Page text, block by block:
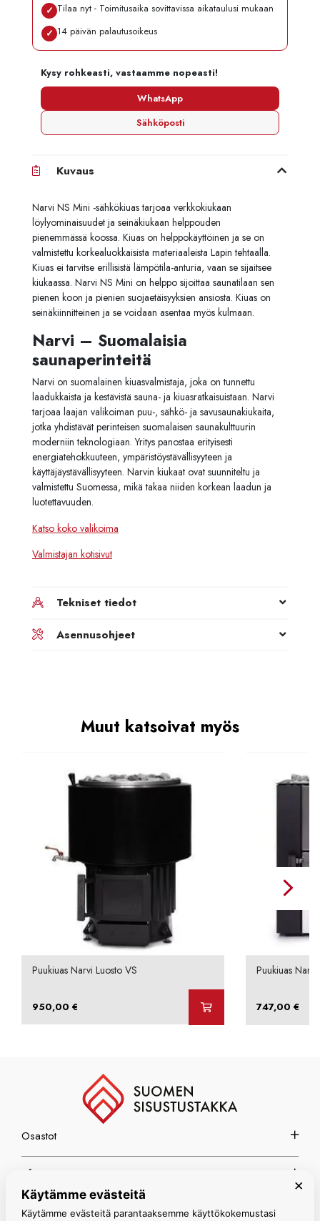
✓ Tilaa nyt - Toimitusaika sovittavissa aikataulusi mukaan
✓ 14 päivän palautusoikeus
Kysy rohkeasti, vastaamme nopeasti!
WhatsApp
Sähköposti
Kuvaus
Narvi NS Mini -sähkökiuas tarjoaa verkkokiukaan
löylyominaisuudet ja seinäkiukaan helppouden
pienemmässä koossa. Kiuas on helppokäyttöinen ja se on
valmistettu korkealuokkaisista materiaaleista Lapin tehtaalla.
Kiuas ei tarvitse erillisistä lämpötila-anturia, vaan se sijaitsee
kiukaassa. Narvi NS Mini on helppo sijoittaa saunatilaan sen
pienen koon ja pienien suojaetäisyyksien ansiosta. Kiuas on
seinäkiinnitteinen ja se voidaan asentaa myös kulmaan.
Narvi – Suomalaisia
saunaperinteitä
Narvi on suomalainen kiuasvalmistaja, joka on tunnettu
laadukkaista ja kestävistä sauna- ja kiuasratkaisuistaan. Narvi
tarjoaa laajan valikoiman puu-, sähkö- ja savusaunakiukaita,
jotka yhdistävät perinteisen suomalaisen saunakulttuurin
moderniin teknologiaan. Yritys panostaa erityisesti
energiatehokkuuteen, ympäristöystävällisyyteen ja
käyttäjäystävällisyyteen. Narvin kiukaat ovat suunniteltu ja
valmistettu Suomessa, mikä takaa niiden korkean laadun ja
luotettavuuden.
Katso koko valikoima
Valmistajan kotisivut
Tekniset tiedot
Asennusohjeet
Muut katsoivat myös
Puukiuas Narvi Luosto VS
950,00€
Puukiuas
747,00 €
Osastot
Info
Espoon myymälä
×
Käytämme evästeitä
Käytämme evästeitä parantaaksemme käyttökokemustasi